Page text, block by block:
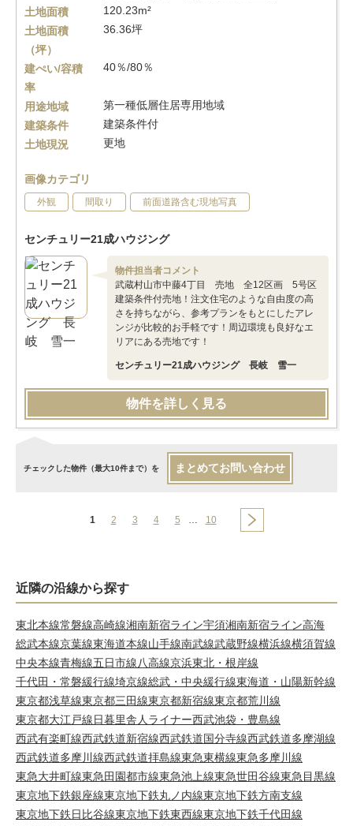
土地面積
120.23m²
土地面積
（坪）
36.36坪
建ぺい/容積
率
40％/80％
用途地域
第一種低層住居専用地域
建築条件
建築条件付
土地現況
更地
画像カテゴリ
外観 間取り 前面道路含む現地写真
センチュリー21成ハウジング
物件担当者コメント
武蔵村山市中藤4丁目 売地 全12区画 5号区
建築条件付売地！注文住宅のような自由度の高
さを持ちながら、参考プランをもとにしたアレ
ンジが比較的お手軽です！周辺環境も良好なエ
リアにある売地です！
センチュリー21成ハウジング 長岐 雪一
物件を詳しく見る
チェックした物件（最大10件まで）を まとめてお問い合わせ
1 2 3 4 5 … 10
近隣の沿線から探す
東北本線常磐線高崎線湘南新宿ライン宇須湘南新宿ライン高海
総武本線京葉線東海道本線山手線南武線武蔵野線横浜線横須賀線
中央本線青梅線五日市線八高線京浜東北・根岸線
千代田・常磐緩行線埼京線総武・中央緩行線東海道・山陽新幹線
東京都浅草線東京都三田線東京都新宿線東京都荒川線
東京都大江戸線日暮里舎人ライナー西武池袋・豊島線
西武有楽町線西武鉄道新宿線西武鉄道国分寺線西武鉄道多摩湖線
西武鉄道多摩川線西武鉄道拝島線東急東横線東急多摩川線
東急大井町線東急田園都市線東急池上線東急世田谷線東急目黒線
東京地下鉄銀座線東京地下鉄丸ノ内線東京地下鉄方南支線
東京地下鉄日比谷線東京地下鉄東西線東京地下鉄千代田線